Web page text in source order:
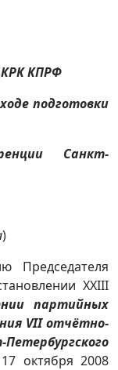
КПРФ
подготовки
Санкт-
)
Председателя
XXIII
партийных
VIIотчётно-
17 октября 2008